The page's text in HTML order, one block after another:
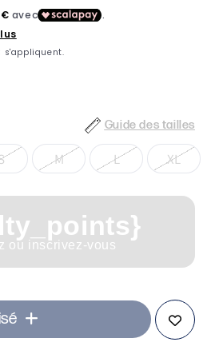
Guide des tailles
M L XL
ou inscrivez-vous